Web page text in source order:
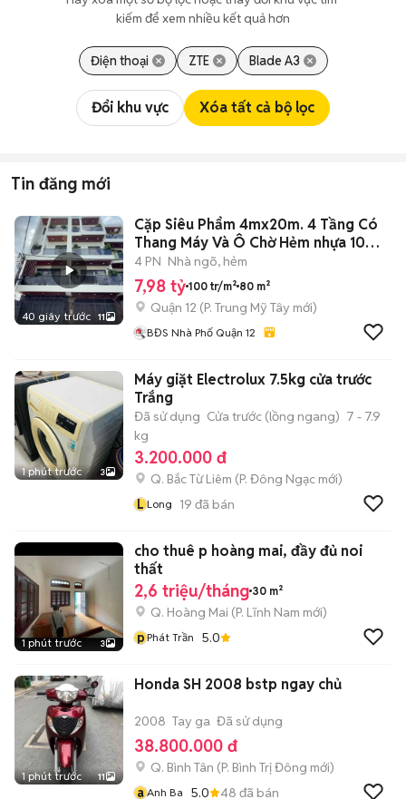
kiếm để xem nhiều kết quả hơn
Điện thoại ZTE Blade A3
Đổi khu vực Xóa tất cả bộ lọc
Tin đăng mới
40 giây trước 11
Cặp Siêu Phẩm 4mx20m. 4 Tầng Có
Thang Máy Và Ô Chờ Hẻm nhựa 10m
TCH 10
4 PN Nhà ngõ, hẻm
7,98 tỷ 100 tr/m² 80 m²
Quận 12 (P. Trung Mỹ Tây mới)
BĐS Nhà Phố Quận 12
1 phút trước 3
Máy giặt Electrolux 7.5kg cửa trước
Trắng
Đã sử dụng Cửa trước (lồng ngang) 7 - 7.9
kg
3.200.000 đ
Q. Bắc Từ Liêm (P. Đông Ngạc mới)
L Long 19 đã bán
1 phút trước 3
cho thuê p hoàng mai, đầy đủ noi
thất
2,6 triệu/tháng 30 m²
Q. Hoàng Mai (P. Lĩnh Nam mới)
pPhát Trần 5.0
1 phút trước 11
Honda SH 2008 bstp ngay chủ
2008 Tay ga Đã sử dụng
38.800.000 đ
Q. Bình Tân (P. Bình Trị Đông mới)
a Anh Ba 5.0 48 đã bán